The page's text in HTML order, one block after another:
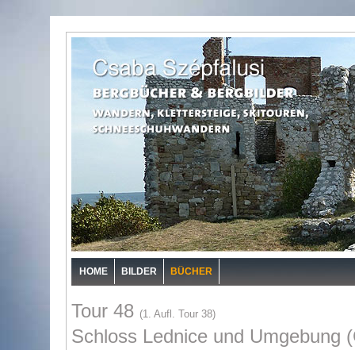
HOME BILDER BÜCHER
Tour 48 (1. Aufl. Tour 38)
Schloss Lednice und Umgebung